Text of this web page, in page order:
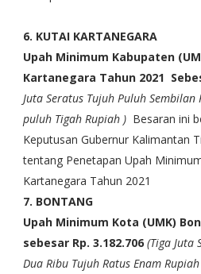
6. KUTAI KARTANEGARA
Upah Minimum Kabupaten
Kartanegara Tahun 2021
Juta Seratus Tujuh Puluh Sembilan
puluh Tigah Rupiah ) Besaran ini
Keputusan Gubernur Kalimantan
tentang Penetapan Upah
Kartanegara Tahun 2021
7. BONTANG
Upah Minimum Kota (UMK)
sebesar Rp. 3.182.706(Tiga Juta
Dua Ribu Tujuh Ratus Enam